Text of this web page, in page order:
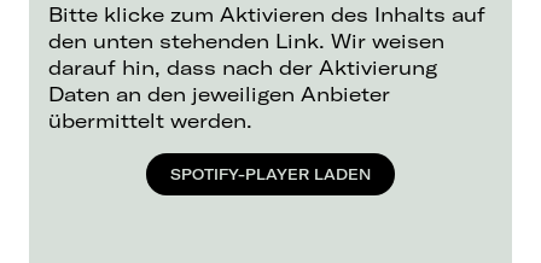
Bitte klicke zum Aktivieren des Inhalts auf
den unten stehenden Link. Wir weisen
darauf hin, dass nach der Aktivierung
Daten an den jeweiligen Anbieter
übermittelt werden.
SPOTIFY-PLAYER LADEN